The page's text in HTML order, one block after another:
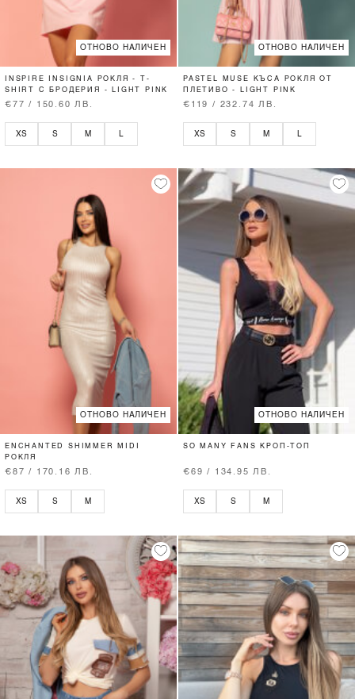
ОТНОВО НАЛИЧЕН
INSPIRE INSIGNIA РОКЛЯ - T-
SHIRT С БРОДЕРИЯ - LIGHT PINK
€77 / 150.60 ЛВ.
XS S M L
ОТНОВО НАЛИЧЕН
PASTEL MUSE КЪСА РОКЛЯ ОТ
ПЛЕТИВО - LIGHT PINK
€119 / 232.74 ЛВ.
XS S M L
ОТНОВО НАЛИЧЕН
ENCHANTED SHIMMER MIDI
РОКЛЯ
€87 / 170.16 ЛВ.
XS S M
ОТНОВО НАЛИЧЕН
SO MANY FANS КРОП-ТОП
€69 / 134.95 ЛВ.
XS S M